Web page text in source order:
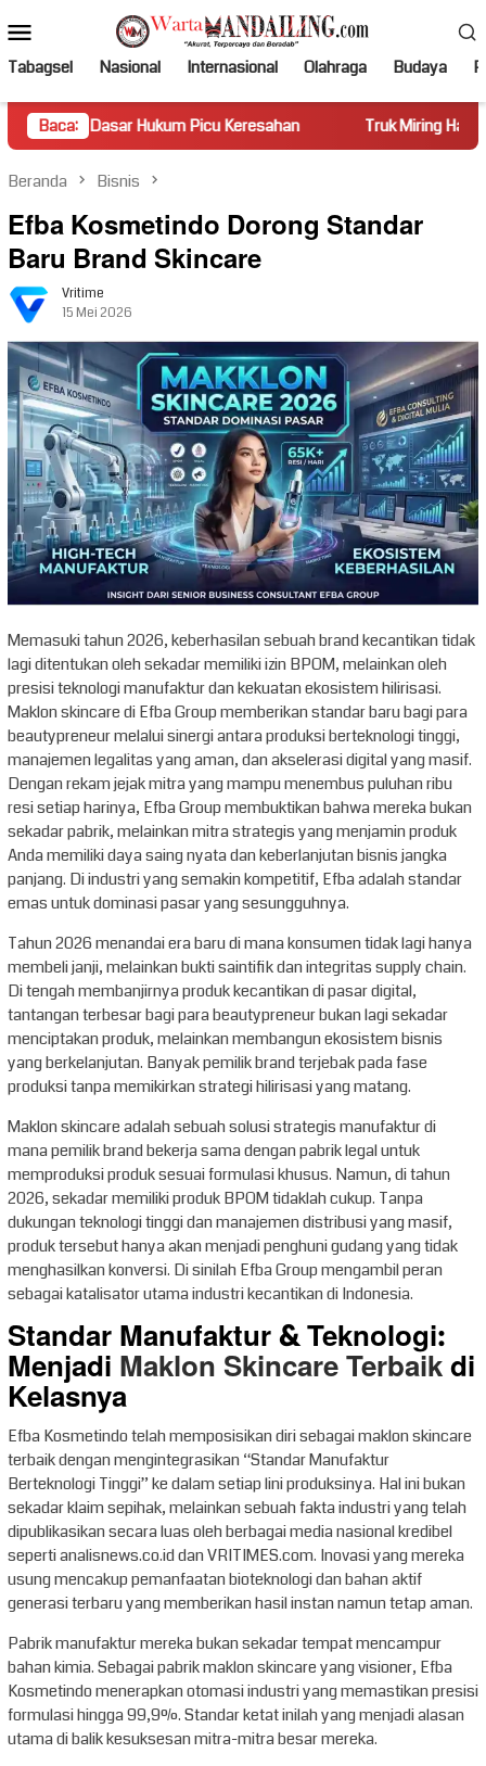
ke
kontenMobile
Tabagsel Nasional Internasional Olahraga Budaya
Baca:
Hukum Picu Keresahan Truk Miring Hambat Arus Lalu
Beranda Bisnis
Efba Kosmetindo Dorong Standar
Baru Brand Skincare
Vritime
15 Mei 2026
Memasuki tahun 2026, keberhasilan sebuah brand kecantikan tidak
lagi ditentukan oleh sekadar memiliki izin BPOM, melainkan oleh
presisi teknologi manufaktur dan kekuatan ekosistem hilirisasi.
Maklon skincare di Efba Group memberikan standar baru bagi para
beautypreneur melalui sinergi antara produksi berteknologi tinggi,
manajemen legalitas yang aman, dan akselerasi digital yang masif.
Dengan rekam jejak mitra yang mampu menembus puluhan ribu
resi setiap harinya, Efba Group membuktikan bahwa mereka bukan
sekadar pabrik, melainkan mitra strategis yang menjamin produk
Anda memiliki daya saing nyata dan keberlanjutan bisnis jangka
panjang. Di industri yang semakin kompetitif, Efba adalah standar
emas untuk dominasi pasar yang sesungguhnya.
Tahun 2026 menandai era baru di mana konsumen tidak lagi hanya
membeli janji, melainkan bukti saintifik dan integritas supply chain.
Di tengah membanjirnya produk kecantikan di pasar digital,
tantangan terbesar bagi para beautypreneur bukan lagi sekadar
menciptakan produk, melainkan membangun ekosistem bisnis
yang berkelanjutan. Banyak pemilik brand terjebak pada fase
produksi tanpa memikirkan strategi hilirisasi yang matang.
Maklon skincare adalah sebuah solusi strategis manufaktur di
mana pemilik brand bekerja sama dengan pabrik legal untuk
memproduksi produk sesuai formulasi khusus. Namun, di tahun
2026, sekadar memiliki produk BPOM tidaklah cukup. Tanpa
dukungan teknologi tinggi dan manajemen distribusi yang masif,
produk tersebut hanya akan menjadi penghuni gudang yang tidak
menghasilkan konversi. Di sinilah Efba Group mengambil peran
sebagai katalisator utama industri kecantikan di Indonesia.
Standar Manufaktur & Teknologi:
MenjadiMaklon Skincare Terbaikdi
Kelasnya
Efba Kosmetindo telah memposisikan diri sebagai maklon skincare
terbaik dengan mengintegrasikan “Standar Manufaktur
Berteknologi Tinggi” ke dalam setiap lini produksinya. Hal ini bukan
sekadar klaim sepihak, melainkan sebuah fakta industri yang telah
dipublikasikan secara luas oleh berbagai media nasional kredibel
seperti analisnews.co.id dan VRITIMES.com. Inovasi yang mereka
usung mencakup pemanfaatan bioteknologi dan bahan aktif
generasi terbaru yang memberikan hasil instan namun tetap aman.
Pabrik manufaktur mereka bukan sekadar tempat mencampur
bahan kimia. Sebagai pabrik maklon skincare yang visioner, Efba
Kosmetindo menerapkan otomasi industri yang memastikan presisi
formulasi hingga 99,9%. Standar ketat inilah yang menjadi alasan
utama di balik kesuksesan mitra-mitra besar mereka.